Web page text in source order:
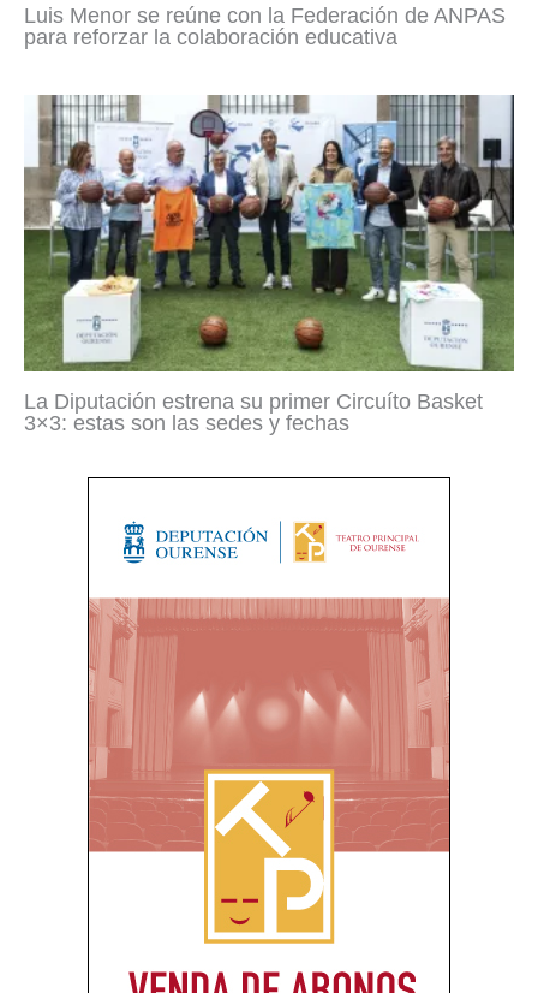
Luis Menor se reúne con la Federación de ANPAS
para reforzar la colaboración educativa
La Diputación estrena su primer Circuíto Basket
3×3: estas son las sedes y fechas